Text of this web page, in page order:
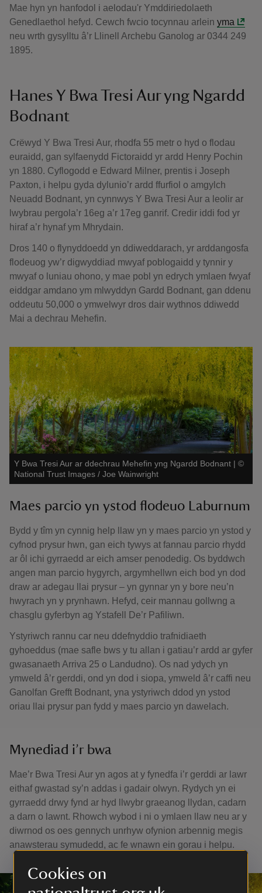
Cookies on
Mae hyn yn hanfodol i aelodau'r Ymddiriedolaeth
Genedlaethol hefyd. Cewch fwcio tocynnau arlein yma
neu wrth gysylltu â’r Llinell Archebu Ganolog ar 0344 249
1895.
Hanes Y Bwa Tresi Aur yng Ngardd
Bodnant
Crëwyd Y Bwa Tresi Aur, rhodfa 55 metr o hyd o flodau
euraidd, gan sylfaenydd Fictoraidd yr ardd Henry Pochin
yn 1880. Cyflogodd e Edward Milner, prentis i Joseph
Paxton, i helpu gyda dylunio’r ardd ffurfiol o amgylch
Neuadd Bodnant, yn cynnwys Y Bwa Tresi Aur a leolir ar
lwybrau pergola’r 16eg a’r 17eg ganrif. Credir iddi fod yr
hiraf a’r hynaf ym Mhrydain.
Dros 140 o flynyddoedd yn ddiweddarach, yr arddangosfa
flodeuog yw’r digwyddiad mwyaf poblogaidd y tynnir y
mwyaf o luniau ohono, y mae pobl yn edrych ymlaen fwyaf
eiddgar amdano ym mlwyddyn Gardd Bodnant, gan ddenu
oddeutu 50,000 o ymwelwyr dros dair wythnos ddiwedd
Mai a dechrau Mehefin.
Y Bwa Tresi Aur ar ddechrau Mehefin yng Ngardd Bodnant | ©
National Trust Images / Joe Wainwright
Maes parcio yn ystod flodeuo Laburnum
Bydd y tîm yn cynnig help llaw yn y maes parcio yn ystod y
cyfnod prysur hwn, gan eich tywys at fannau parcio rhydd
ar ôl ichi gyrraedd ar eich amser penodedig. Os byddwch
angen man parcio hygyrch, argymhellwn eich bod yn dod
draw ar adegau llai prysur – yn gynnar yn y bore neu’n
hwyrach yn y prynhawn. Hefyd, ceir mannau gollwng a
chasglu gyferbyn ag Ystafell De’r Pafiliwn.
Ystyriwch rannu car neu ddefnyddio trafnidiaeth
gyhoeddus (mae safle bws y tu allan i gatiau’r ardd ar gyfer
gwasanaeth Arriva 25 o Landudno). Os nad ydych yn
ymweld â’r gerddi, ond yn dod i siopa, ymweld â’r caffi neu
Ganolfan Grefft Bodnant, yna ystyriwch ddod yn ystod
oriau llai prysur pan fydd y maes parcio yn dawelach.
Mynediad i’r bwa
Mae’r Bwa Tresi Aur yn agos at y fynedfa i’r gerddi ar lawr
eithaf gwastad sy’n addas i gadair olwyn. Rydych yn ei
gyrraedd drwy fynd ar hyd llwybr graeanog llydan, cadarn
a darn o lawnt. Rhowch wybod i ni o ymlaen llaw neu ar y
diwrnod os oes gennych unrhyw ofynion arbennig megis
anawsterau symudedd, ac fe wnawn ein gorau i helpu.